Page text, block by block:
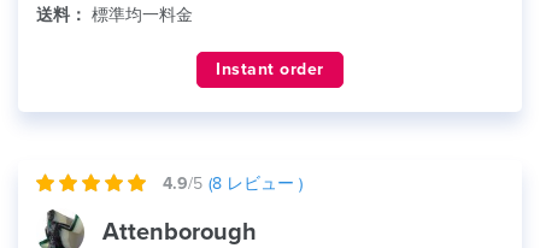
送料： 標準均一料金
Instant order
4.9/5 (8 レビュー )
Attenborough